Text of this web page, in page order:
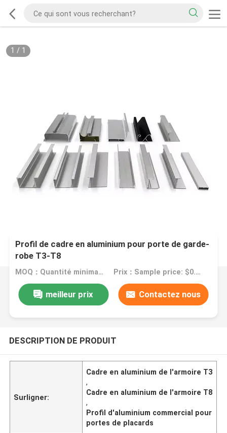
1 / 1
Profil de cadre en aluminium pour porte de garde-
robe T3-T8
MOQ：Quantité minimale de commande: 1 kg Prix：Sample price: $0.50/piece
meilleur prix Contactez nous
DESCRIPTION DE PRODUIT
Surligner:
Cadre en aluminium de l'armoire T3
,
Cadre en aluminium de l'armoire T8
,
Profil d'aluminium commercial pour
portes de placards